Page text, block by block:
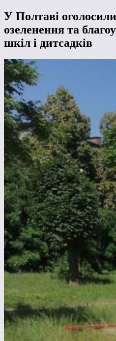
У Полтаві
озеленення та
шкіл і дитсадків